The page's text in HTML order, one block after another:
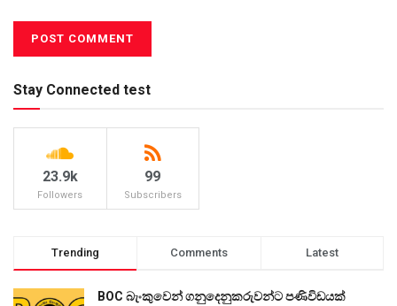
Stay Connected test
23.9k
Followers
99
Subscribers
Trending Comments Latest
BOC බැංකුවෙන් ගනුදෙනුකරුවන්ට පණිවිඩයක්